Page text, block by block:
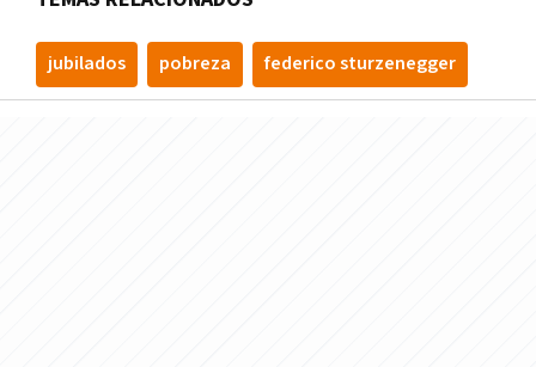
jubilados pobreza federico sturzenegger